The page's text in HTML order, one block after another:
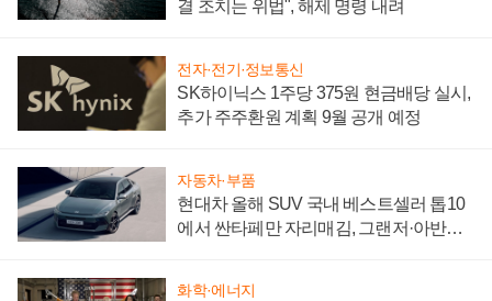
결 조치는 위법", 해제 명령 내려
전자·전기·정보통신
SK하이닉스 1주당 375원 현금배당 실시,
추가 주주환원 계획 9월 공개 예정
자동차·부품
현대차 올해 SUV 국내 베스트셀러 톱10
에서 싼타페만 자리매김, 그랜저·아반떼
화학·에너지